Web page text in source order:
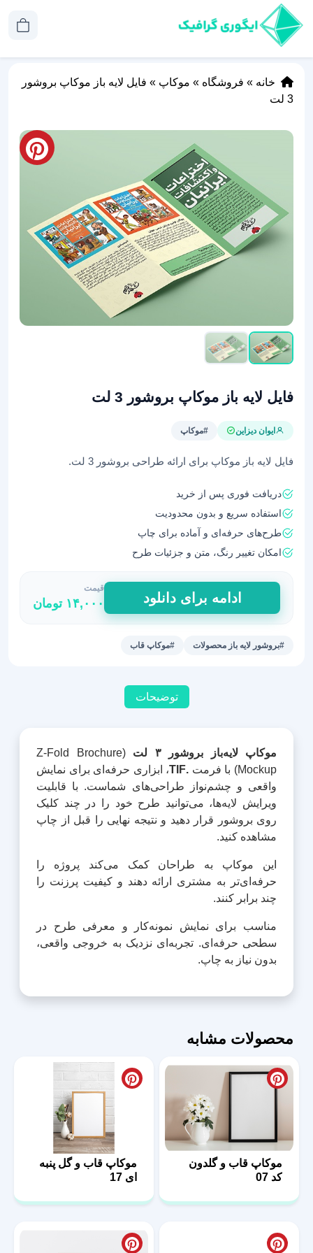
خانه » فروشگاه » موکاپ » فایل لایه باز موکاپ بروشور
3 لت
فایل لایه باز موکاپ بروشور 3 لت
ایوان دیزاین #موکاپ
فایل لایه باز موکاپ برای ارائه طراحی بروشور 3 لت.
دریافت فوری پس از خرید
استفاده سریع و بدون محدودیت
طرح‌های حرفه‌ای و آماده برای چاپ
امکان تغییر رنگ، متن و جزئیات طرح
فایل
لایه
باز
موکاپ
ادامه برای دانلود
قیمت
۱۴,۰۰۰ تومان
#بروشور لایه باز محصولات #موکاپ قاب
توضیحات
موکاپ لایه‌باز بروشور ۳ لت
(Z-Fold Brochure
Mockup) با فرمت
.TIF
، ابزاری حرفه‌ای برای نمایش
واقعی و چشم‌نواز طراحی‌های شماست. با قابلیت
ویرایش لایه‌ها، می‌توانید طرح خود را در چند کلیک
روی بروشور قرار دهید و نتیجه نهایی را قبل از چاپ
مشاهده کنید.
این موکاپ به طراحان کمک می‌کند پروژه را
حرفه‌ای‌تر به مشتری ارائه دهند و کیفیت پرزنت را
چند برابر کنند.
مناسب برای نمایش نمونه‌کار و معرفی طرح در
سطحی حرفه‌ای. تجربه‌ای نزدیک به خروجی واقعی،
بدون نیاز به چاپ.
محصولات مشابه
موکاپ قاب و گلدون
کد 07
موکاپ قاب و گل پنبه
ای 17